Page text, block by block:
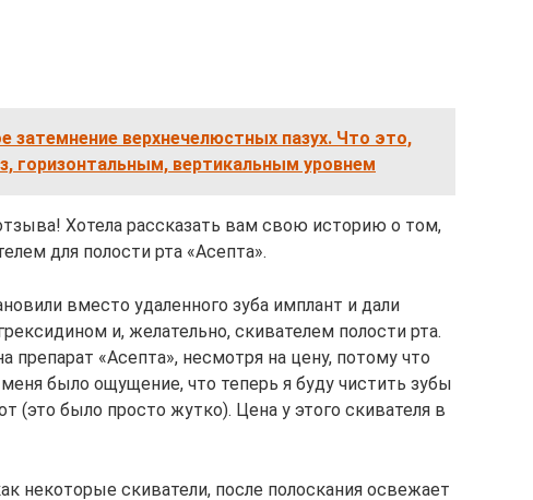
затемнение верхнечелюстных пазух. Что это,
горизонтальным, вертикальным уровнем
Хотела рассказать вам свою историю о том,
для полости рта «Асепта».
вместо удаленного зуба имплант и дали
и, желательно, скивателем полости рта.
препарат «Асепта», несмотря на цену, потому что
было ощущение, что теперь я буду чистить зубы
(это было просто жутко). Цена у этого скивателя в
некоторые скиватели, после полоскания освежает